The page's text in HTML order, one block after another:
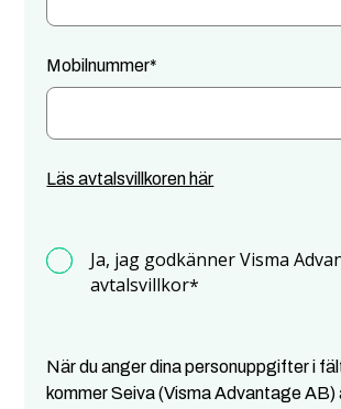
Mobilnummer*
Läs avtalsvillkoren här
Ja, jag godkänner Visma
avtalsvillkor*
När du anger dina personuppgifter i
kommer Seiva (Visma Advantage